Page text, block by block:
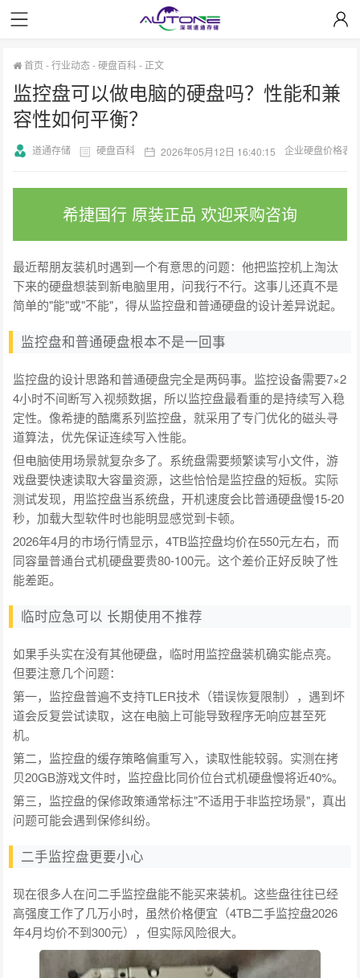
首页 -行业动态-硬盘百科- 正文
监控盘可以做电脑的硬盘吗？性能和兼
容性如何平衡？
道通存储 硬盘百科 2026年05月12日 16:40:15 企业硬盘价格表
希捷国行 原装正品 欢迎采购咨询
最近帮朋友装机时遇到一个有意思的问题：他把监控机上淘汰
下来的硬盘想装到新电脑里用，问我行不行。这事儿还真不是
简单的"能"或"不能"，得从监控盘和普通硬盘的设计差异说起。
监控盘和普通硬盘根本不是一回事
监控盘的设计思路和普通硬盘完全是两码事。监控设备需要7×2
4小时不间断写入视频数据，所以监控盘最看重的是持续写入稳
定性。像希捷的酷鹰系列监控盘，就采用了专门优化的磁头寻
道算法，优先保证连续写入性能。
但电脑使用场景就复杂多了。系统盘需要频繁读写小文件，游
戏盘要快速读取大容量资源，这些恰恰是监控盘的短板。实际
测试发现，用监控盘当系统盘，开机速度会比普通硬盘慢15-20
秒，加载大型软件时也能明显感觉到卡顿。
2026年4月的市场行情显示，4TB监控盘均价在550元左右，而
同容量普通台式机硬盘要贵80-100元。这个差价正好反映了性
能差距。
临时应急可以 长期使用不推荐
如果手头实在没有其他硬盘，临时用监控盘装机确实能点亮。
但要注意几个问题：
第一，监控盘普遍不支持TLER技术（错误恢复限制），遇到坏
道会反复尝试读取，这在电脑上可能导致程序无响应甚至死
机。
第二，监控盘的缓存策略偏重写入，读取性能较弱。实测在拷
贝20GB游戏文件时，监控盘比同价位台式机硬盘慢将近40%。
第三，监控盘的保修政策通常标注"不适用于非监控场景"，真出
问题可能会遇到保修纠纷。
二手监控盘更要小心
现在很多人在问二手监控盘能不能买来装机。这些盘往往已经
高强度工作了几万小时，虽然价格便宜（4TB二手监控盘2026
年4月均价不到300元），但实际风险很大。